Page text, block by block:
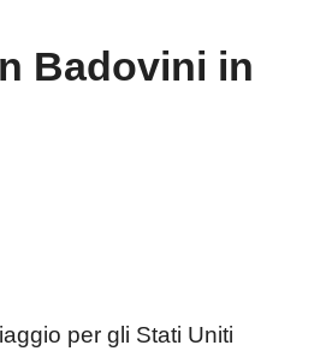
Badovini in
per gli Stati Uniti